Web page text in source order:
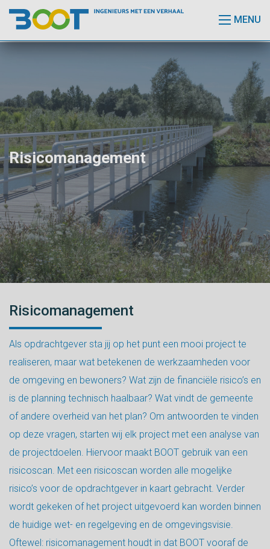
MENU
Risicomanagement
Risicomanagement
Als opdrachtgever sta jij op het punt een mooi project te
realiseren, maar wat betekenen de werkzaamheden voor
de omgeving en bewoners? Wat zijn de financiële risico’s en
is de planning technisch haalbaar? Wat vindt de gemeente
of andere overheid van het plan? Om antwoorden te vinden
op deze vragen, starten wij elk project met een analyse van
de projectdoelen. Hiervoor maakt BOOT gebruik van een
risicoscan. Met een risicoscan worden alle mogelijke
risico’s voor de opdrachtgever in kaart gebracht. Verder
wordt gekeken of het project uitgevoerd kan worden binnen
de huidige wet- en regelgeving en de omgevingsvisie.
Oftewel: risicomanagement houdt in dat BOOT vooraf de